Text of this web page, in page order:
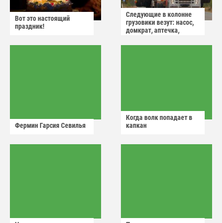
Вот это настоящий
праздник!
Следующие в колонне
грузовики везут: насос,
домкрат, аптечка,
Фермин Гарсия Севилья
Когда волк попадает в
капкан